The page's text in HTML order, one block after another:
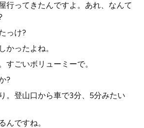
行ってきたんですよ。あれ、なんて
っけ?
かったよね。
すごいボリューミーで。
?
。登山口から車で3分、5分みたい
んですね。